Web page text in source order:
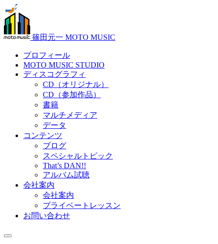
篠田元一 MOTO MUSIC
プロフィール
MOTO MUSIC STUDIO
ディスコグラフィ
CD（オリジナル）
CD（参加作品）
書籍
マルチメディア
データ
コンテンツ
ブログ
スペシャルトピック
That’s DAN!!
アルバム試聴
会社案内
会社案内
プライベートレッスン
お問い合わせ